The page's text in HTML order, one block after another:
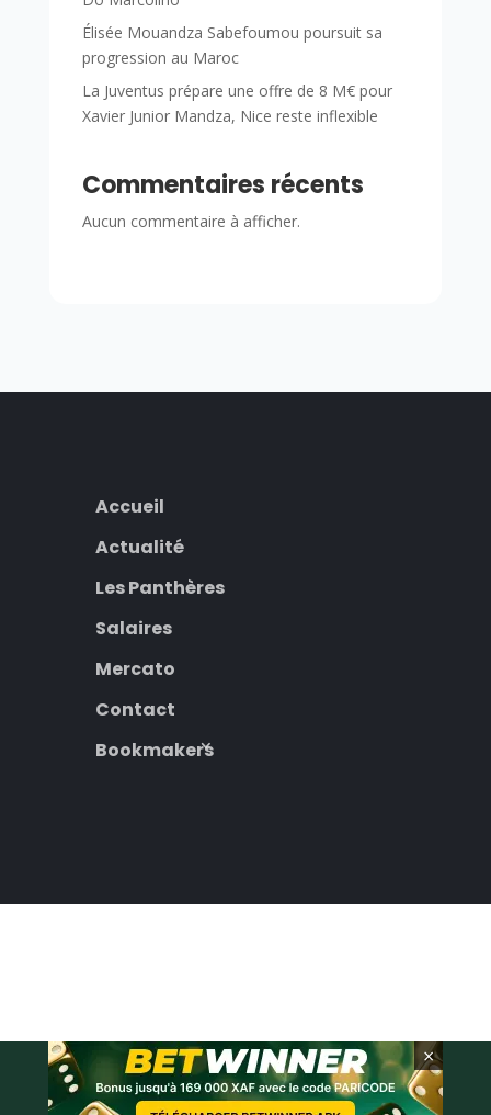
Élisée Mouandza Sabefoumou poursuit sa
progression au Maroc
La Juventus prépare une offre de 8 M€ pour
Xavier Junior Mandza, Nice reste inflexible
Commentaires récents
Aucun commentaire à afficher.
Accueil
Actualité
Les Panthères
Salaires
Mercato
Contact
Bookmakers
×